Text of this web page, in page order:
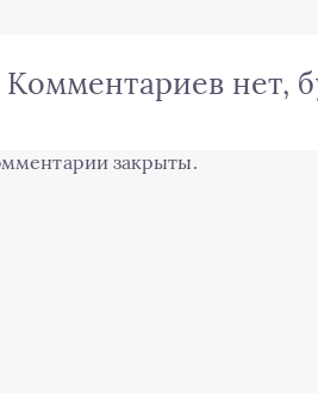
Комментариев нет,
закрыты.